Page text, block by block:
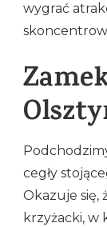
wygrać
cegły
Okazuje się,
krzyżacki, w